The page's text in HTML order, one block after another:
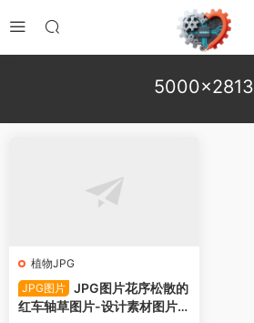
5000×2813
植物JPG
JPG图片 JPG图片花序松散的
红车轴草图片-设计素材图片下